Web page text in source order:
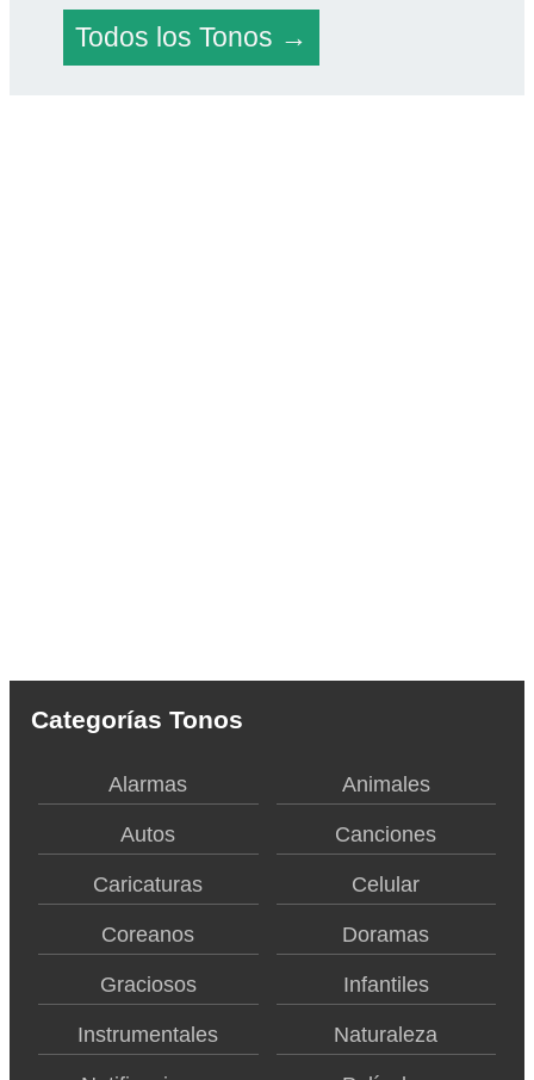
Todos los Tonos →
Categorías Tonos
Alarmas Animales
Autos Canciones
Caricaturas Celular
Coreanos Doramas
Graciosos Infantiles
Instrumentales Naturaleza